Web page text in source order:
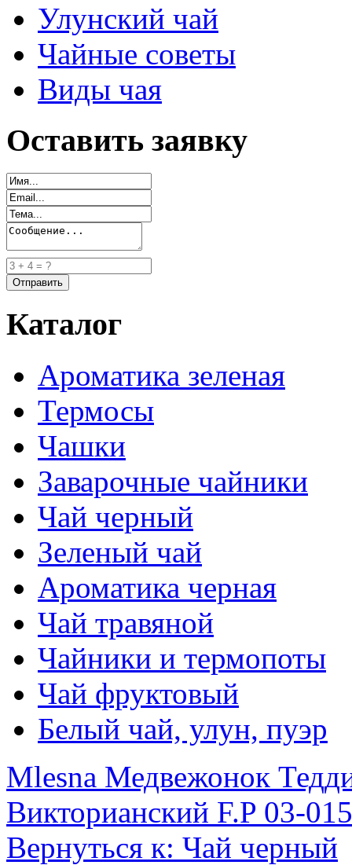
Улунский чай
Чайные советы
Виды чая
Оставить заявку
Каталог
Ароматика зеленая
Термосы
Чашки
Заварочные чайники
Чай черный
Зеленый чай
Ароматика черная
Чай травяной
Чайники и термопоты
Чай фруктовый
Белый чай, улун, пуэр
Mlesna Медвежонок
Викторианский F.P 03-
Вернуться к: Чай черный